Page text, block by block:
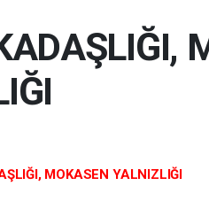
MOKASEN YALNIZLIĞI